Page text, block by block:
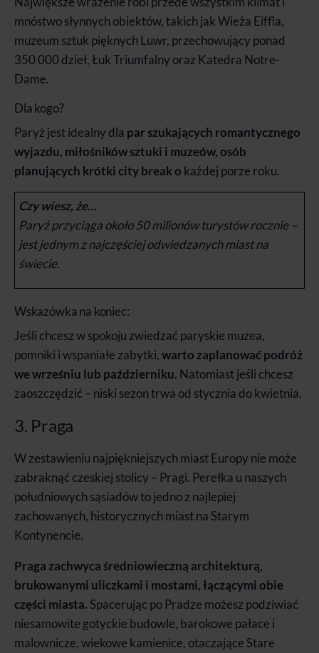
mnóstwo słynnych obiektów, takich jak Wieża Eiffla,
muzeum sztuk pięknych Luwr, przechowujący ponad
350 000 dzieł, Łuk Triumfalny oraz Katedra Notre-
Dame.
Dla kogo?
Paryż jest idealny dla par szukających romantycznego
wyjazdu, miłośników sztuki i muzeów, osób
planujących krótki city break o każdej porze roku.
Czy wiesz, że…
Paryż przyciąga około 50 milionów turystów rocznie –
jest jednym z najczęściej odwiedzanych miast na
świecie.
Wskazówka na koniec:
Jeśli chcesz w spokoju zwiedzać paryskie muzea,
pomniki i wspaniałe zabytki,warto zaplanować podróż
we wrześniu lub październiku. Natomiast jeśli chcesz
zaoszczędzić – niski sezon trwa od stycznia do kwietnia.
3. Praga
W zestawieniu najpiękniejszych miast Europy nie może
zabraknąć czeskiej stolicy – Pragi. Perełka u naszych
południowych sąsiadów to jedno z najlepiej
zachowanych, historycznych miast na Starym
Kontynencie.
Praga zachwyca średniowieczną architekturą,
brukowanymi uliczkami i mostami, łączącymi obie
części miasta. Spacerując po Pradze możesz podziwiać
niesamowite gotyckie budowle, barokowe pałace i
malownicze, wiekowe kamienice, otaczające Stare